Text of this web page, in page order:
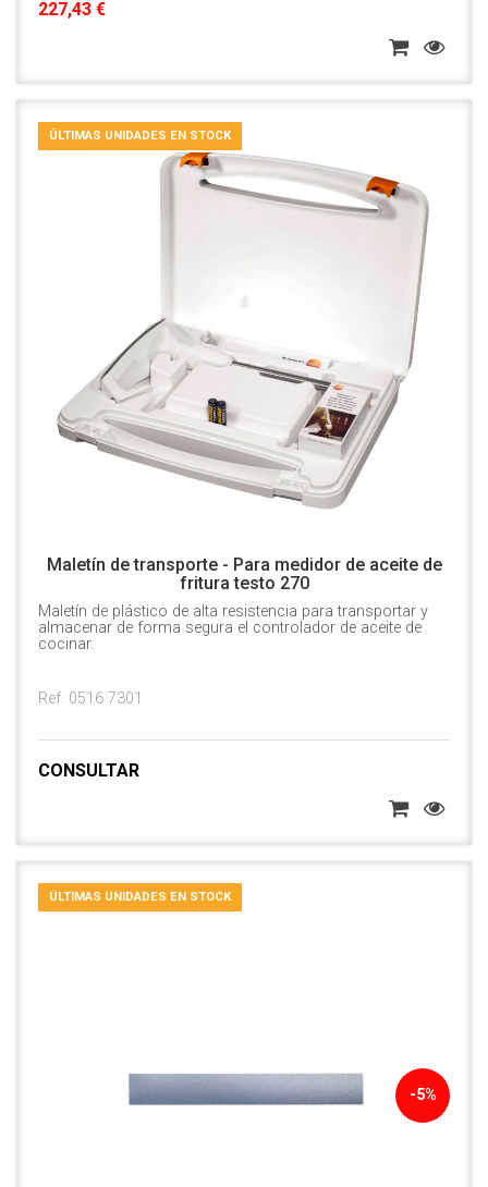
227,43 €
ÚLTIMAS UNIDADES EN STOCK
Maletín de transporte - Para medidor de aceite de
fritura testo 270
Maletín de plástico de alta resistencia para transportar y
almacenar de forma segura el controlador de aceite de
cocinar.
Ref. 0516 7301
CONSULTAR
-5%
ÚLTIMAS UNIDADES EN STOCK